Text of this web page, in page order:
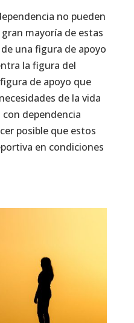
no pueden
mayoría de estas
una figura de apoyo
la figura del
de apoyo que
de la vida
dependencia
posible que estos
en condiciones